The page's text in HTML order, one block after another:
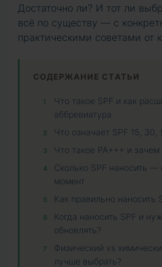
Достаточно ли? И тот ли
всё по существу — с
практическими советами от
СОДЕРЖАНИЕ СТАТЬИ
Что такое SPF и как
аббревиатура
Что означает SPF 15, 30,
Что такое PA+++ и
Сколько SPF наносить
момент
Как правильно наносить
Когда наносить SPF и
обновлять?
Физический vs
лучше выбрать?